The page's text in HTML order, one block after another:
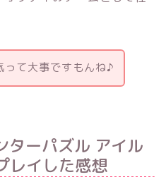
って大事ですもんね♪
ターパズル アイル
レイした感想